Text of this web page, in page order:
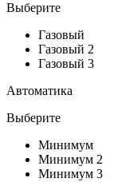
Выберите
Газовый
Газовый 2
Газовый 3
Автоматика
Выберите
Минимум
Минимум 2
Минимум 3